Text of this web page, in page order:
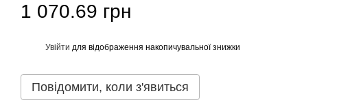
1 070.69 грн
Увійти для відображення накопичувальної знижки
Повідомити, коли з'явиться